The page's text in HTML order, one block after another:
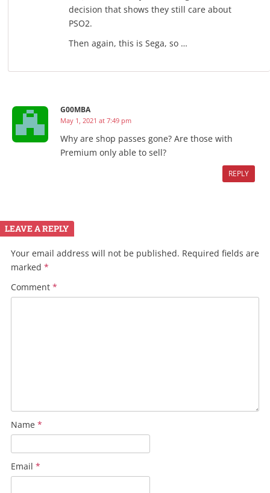
decision that shows they still care about
PSO2.
Then again, this is Sega, so …
G00MBA
May 1, 2021 at 7:49 pm
Why are shop passes gone? Are those with
Premium only able to sell?
REPLY
LEAVE A REPLY
Your email address will not be published. Required fields are
marked *
Comment *
Name *
Email *